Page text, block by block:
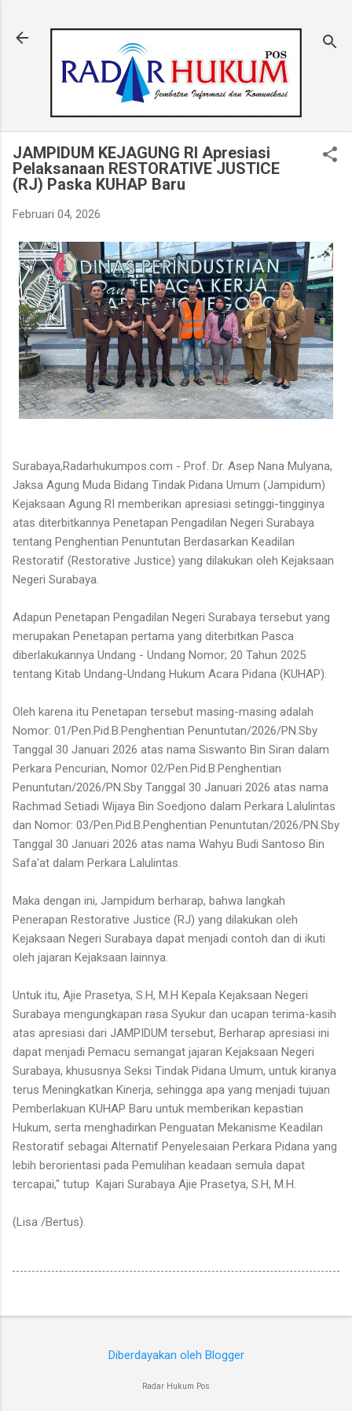
JAMPIDUM KEJAGUNG RI Apresiasi
Pelaksanaan RESTORATIVE JUSTICE
(RJ) Paska KUHAP Baru
Februari 04, 2026
Surabaya,Radarhukumpos.com - Prof. Dr. Asep Nana Mulyana,
Jaksa Agung Muda Bidang Tindak Pidana Umum (Jampidum)
Kejaksaan Agung RI memberikan apresiasi setinggi-tingginya
atas diterbitkannya Penetapan Pengadilan Negeri Surabaya
tentang Penghentian Penuntutan Berdasarkan Keadilan
Restoratif (Restorative Justice) yang dilakukan oleh Kejaksaan
Negeri Surabaya.
Adapun Penetapan Pengadilan Negeri Surabaya tersebut yang
merupakan Penetapan pertama yang diterbitkan Pasca
diberlakukannya Undang - Undang Nomor; 20 Tahun 2025
tentang Kitab Undang-Undang Hukum Acara Pidana (KUHAP).
Oleh karena itu Penetapan tersebut masing-masing adalah
Nomor: 01/Pen.Pid.B.Penghentian Penuntutan/2026/PN.Sby
Tanggal 30 Januari 2026 atas nama Siswanto Bin Siran dalam
Perkara Pencurian, Nomor 02/Pen.Pid.B.Penghentian
Penuntutan/2026/PN.Sby Tanggal 30 Januari 2026 atas nama
Rachmad Setiadi Wijaya Bin Soedjono dalam Perkara Lalulintas
dan Nomor: 03/Pen.Pid.B.Penghentian Penuntutan/2026/PN.Sby
Tanggal 30 Januari 2026 atas nama Wahyu Budi Santoso Bin
Safa'at dalam Perkara Lalulintas.
Maka dengan ini, Jampidum berharap, bahwa langkah
Penerapan Restorative Justice (RJ) yang dilakukan oleh
Kejaksaan Negeri Surabaya dapat menjadi contoh dan di ikuti
oleh jajaran Kejaksaan lainnya.
Untuk itu, Ajie Prasetya, S.H, M.H Kepala Kejaksaan Negeri
Surabaya mengungkapan rasa Syukur dan ucapan terima-kasih
atas apresiasi dari JAMPIDUM tersebut, Berharap apresiasi ini
dapat menjadi Pemacu semangat jajaran Kejaksaan Negeri
Surabaya, khususnya Seksi Tindak Pidana Umum, untuk kiranya
terus Meningkatkan Kinerja, sehingga apa yang menjadi tujuan
Pemberlakuan KUHAP Baru untuk memberikan kepastian
Hukum, serta menghadirkan Penguatan Mekanisme Keadilan
Restoratif sebagai Alternatif Penyelesaian Perkara Pidana yang
lebih berorientasi pada Pemulihan keadaan semula dapat
tercapai," tutup Kajari Surabaya Ajie Prasetya, S.H, M.H.
(Lisa /Bertus).
Diberdayakan oleh Blogger
Radar Hukum Pos